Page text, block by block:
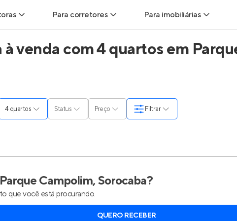
Leads
Vendas
Painel de Clientes
Para corretores
Leads para Corretores
Parcerias imobiliárias
Anunciar imóveis
Entrar no Painel de Clientes
Para imobiliárias
Leads para Imobiliárias
Anunciar imóveis
venda com 4 quartos em
4 quartos Status Preço Filtrar
Campolim, Sorocaba?
que você está procurando.
QUERO RECEBER